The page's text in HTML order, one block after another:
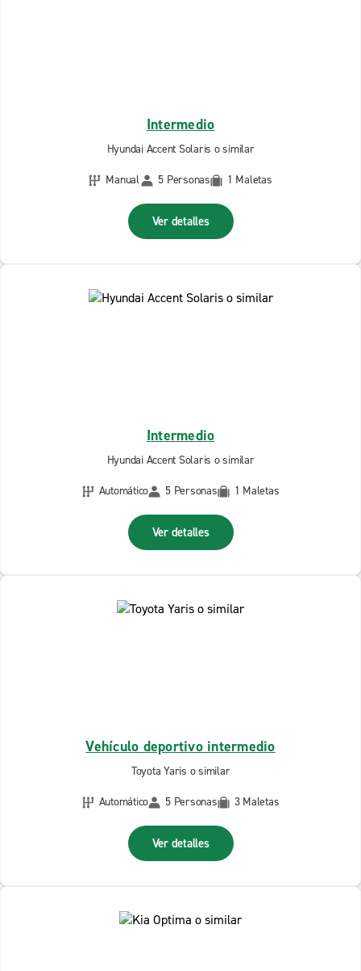
Intermedio
Hyundai Accent Solaris o similar
Manual
5 Personas 1 Maletas
Ver detalles
Intermedio
Hyundai Accent Solaris o similar
Automático
5 Personas 1 Maletas
Ver detalles
Vehículo deportivo intermedio
Toyota Yaris o similar
Automático
5 Personas 3 Maletas
Ver detalles